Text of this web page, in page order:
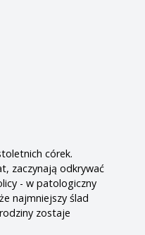
córek.
zaczynają odkrywać
- w patologiczny
najmniejszy ślad
zostaje